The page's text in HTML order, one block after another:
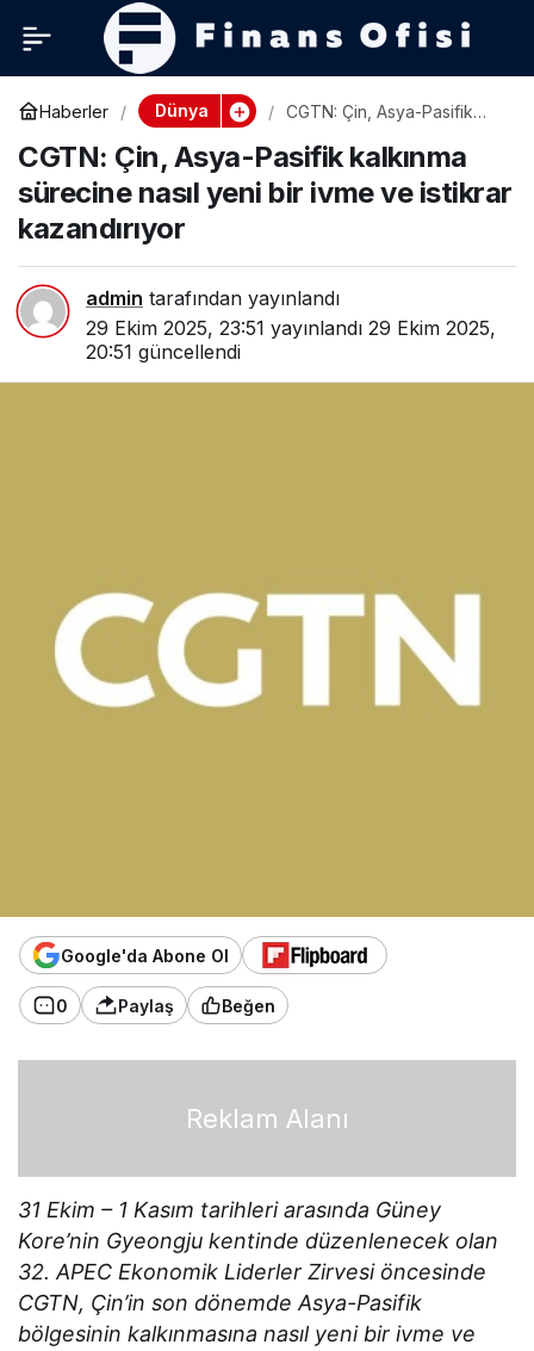
Haberler Dünya
CGTN: Çin, Asya-Pasifik
bir ivme ve istikrar
kazandırıyor
CGTN: Çin, Asya-Pasifik kalkınma
sürecine nasıl yeni bir ivme ve istikrar
kazandırıyor
admin tarafından yayınlandı
29 Ekim 2025, 23:51 yayınlandı 29 Ekim 2025,
20:51 güncellendi
Google'da Abone Ol
0 Paylaş Beğen
Reklam Alanı
31 Ekim – 1 Kasım tarihleri arasında Güney
Kore’nin Gyeongju kentinde düzenlenecek olan
32. APEC Ekonomik Liderler Zirvesi öncesinde
CGTN, Çin’in son dönemde Asya-Pasifik
bölgesinin kalkınmasına nasıl yeni bir ivme ve